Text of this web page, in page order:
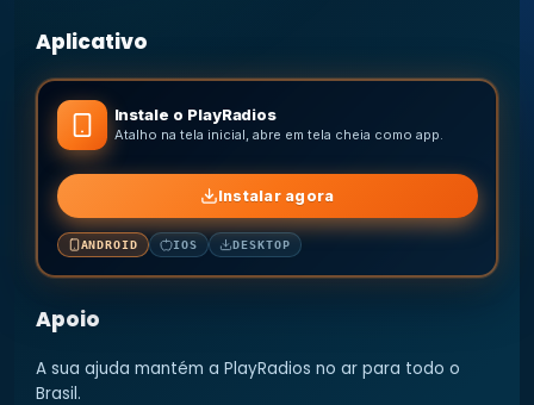
Aplicativo
Instale o PlayRadios
Atalho na tela inicial, abre em tela cheia como app.
Instalar agora
ANDROID IOS DESKTOP
Apoio
A sua ajuda mantém a PlayRadios no ar para todo o
Brasil.